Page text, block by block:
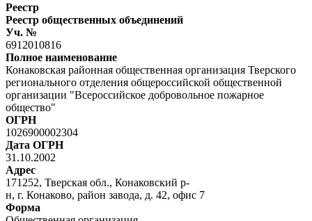
Реестр
Реестр общественных объединений
Уч. №
6912010816
Полное наименование
Конаковская районная общественная организация Тверского
регионального отделения общероссийской общественной
организации "Всероссийское добровольное пожарное
общество"
ОГРН
1026900002304
Дата ОГРН
31.10.2002
Адрес
171252, Тверская обл., Конаковский р-
н, г. Конаково, район завода, д. 42, офис 7
Форма